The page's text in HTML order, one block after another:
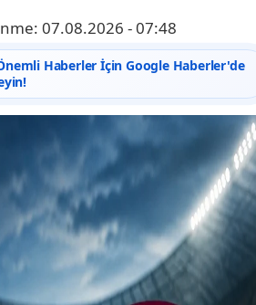
07.08.2026 - 07:48
Haberler İçin Google Haberler'de